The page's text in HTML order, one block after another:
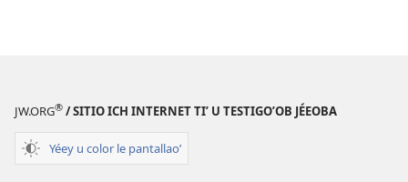
JW.ORG® / SITIO ICH INTERNET TIʼ U TESTIGOʼOB JÉEOBA
Yéey u color le pantallaoʼ